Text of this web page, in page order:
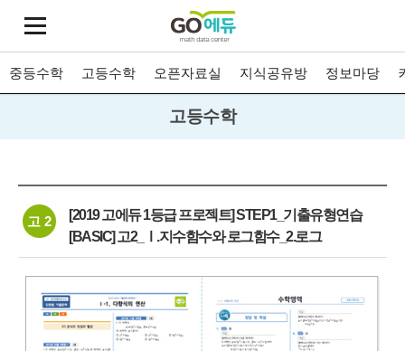
중등수학 고등수학 오픈자료실 지식공유방 정보마당
고등수학
고 2
[2019 고에듀 1등급 프로젝트] STEP1_기출유형연습
[BASIC] 고2_Ⅰ.지수함수와 로그함수_2.로그